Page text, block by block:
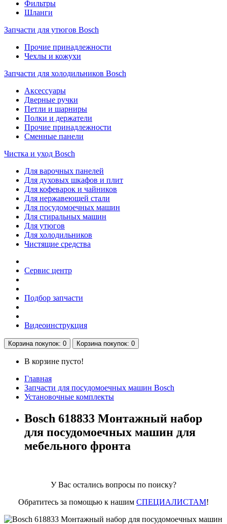
Фильтры
Шланги
Запчасти для утюгов Bosch
Прочие принадлежности
Чехлы и кожухи
Запчасти для холодильников Bosch
Аксессуары
Дверные ручки
Петли и шарниры
Полки и держатели
Прочие принадлежности
Сменные панели
Чистка и уход Bosch
Для варочных панелей
Для духовых шкафов и плит
Для кофеварок и чайников
Для нержавеющей стали
Для посудомоечных машин
Для стиральных машин
Для утюгов
Для холодильников
Чистящие средства
Сервис центр
Подбор запчасти
Видеоинструкция
Корзинапокупок: 0 Корзинапокупок: 0
В корзине пусто!
Главная
Запчасти для посудомоечных машин Bosch
Установочные комплекты
Bosch 618833 Монтажный набор
для посудомоечных машин для
мебельного фронта
У Вас остались вопросы по поиску?
Обратитесь за помощью к нашим СПЕЦИАЛИСТАМ!